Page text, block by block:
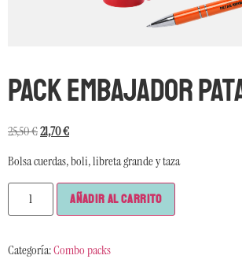
Pack Embajador
25,50€21,70€
Bolsa cuerdas, boli, libreta grande y taza
Añadir al carrito
Categoría:Combo packs